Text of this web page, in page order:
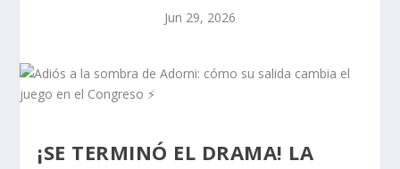
Jun 29, 2026
¡SE TERMINÓ EL DRAMA! LA